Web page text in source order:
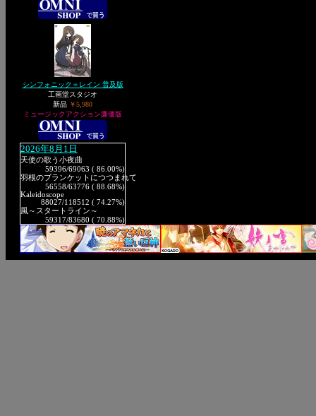
シンフォニック＝レイン 普及版
工画堂スタジオ
新品 ￥5,980
ミュージックアクション廉価版
2026年8月1日
天使の歌う小夜曲
59396/69063 ( 86.00%)
羽根のブランケットにつつまれて
56558/63776 ( 88.68%)
Kaleidoscope
88027/118512 ( 74.27%)
風～スタートライン～
59317/83680 ( 70.88%)